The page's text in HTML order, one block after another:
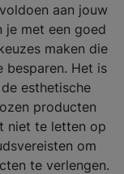
aan jouw
je met een goed
maken die
besparen. Het is
esthetische
producten
niet te letten op
om
te verlengen.